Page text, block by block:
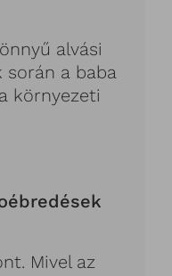
alvási
során a baba
környezeti
Mivel az